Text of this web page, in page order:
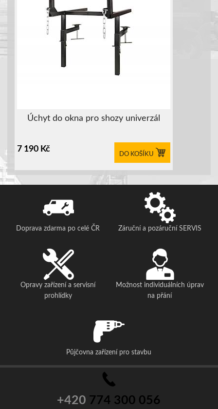
Úchyt do okna pro shozy univerzál
7 190 Kč
DO KOŠÍKU
Doprava zdarma po celé ČR Záruční a pozáruční SERVIS
Opravy zařízení a servisní
prohlídky
Možnost individuálních úprav
na přání
Půjčovna zařízení pro stavbu
+420 774 300 056